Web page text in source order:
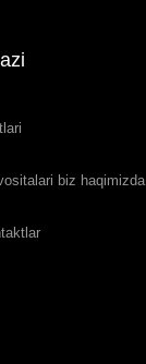
biz haqimizda